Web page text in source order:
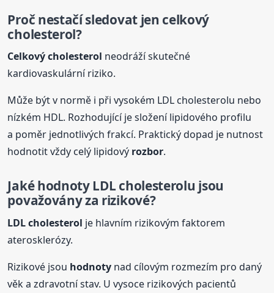
Proč nestačí sledovat jen celkový
cholesterol?
Celkový cholesterol neodráží skutečné
kardiovaskulární riziko.
Může být v normě i při vysokém LDL cholesterolu nebo
nízkém HDL. Rozhodující je složení lipidového profilu
a poměr jednotlivých frakcí. Praktický dopad je nutnost
hodnotit vždy celý lipidový rozbor.
JakéhodnotyLDL cholesterolu jsou
považovány za rizikové?
LDL cholesterol je hlavním rizikovým faktorem
aterosklerózy.
Rizikové jsou hodnoty nad cílovým rozmezím pro daný
věk a zdravotní stav. U vysoce rizikových pacientů